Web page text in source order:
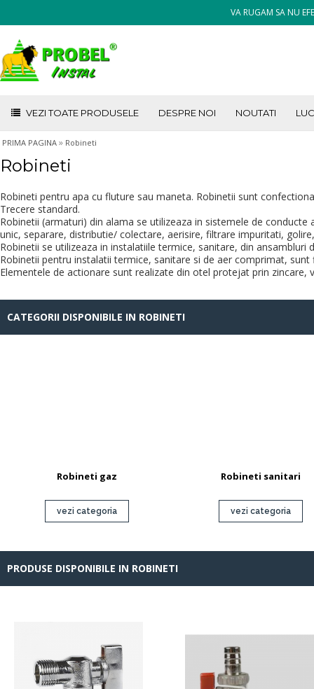
VA RUGAM SA NU
VEZI TOATE PRODUSELE DESPRE NOI NOUTATI
PRIMA PAGINA » Robineti
Robineti
Robineti pentru apa cu fluture sau maneta. Robinetii sunt
Trecere standard.
Robinetii (armaturi) din alama se utilizeaza in sistemele de
unic, separare, distributie/ colectare, aerisire, filtrare impuritati,
Robinetii se utilizeaza in instalatiile termice, sanitare, din ansambluri
Robinetii pentru instalatii termice, sanitare si de aer comprimat,
Elementele de actionare sunt realizate din otel protejat prin zincare,
CATEGORII DISPONIBILE IN ROBINETI
Robineti gaz
vezi categoria
Robineti sanitari
vezi categoria
PRODUSE DISPONIBILE IN ROBINETI